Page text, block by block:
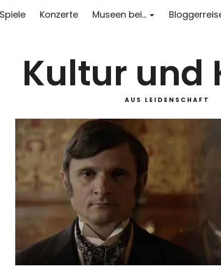
Spiele Konzerte Museen bei…
Kultur und
AUS LEIDENSCHAFT